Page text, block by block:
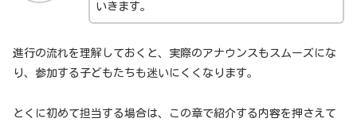
いきます。
進行の流れを理解しておくと、実際のアナウンスもスムーズにな
り、参加する子どもたちも迷いにくくなります。
とくに初めて担当する場合は、この章で紹介する内容を押さえて